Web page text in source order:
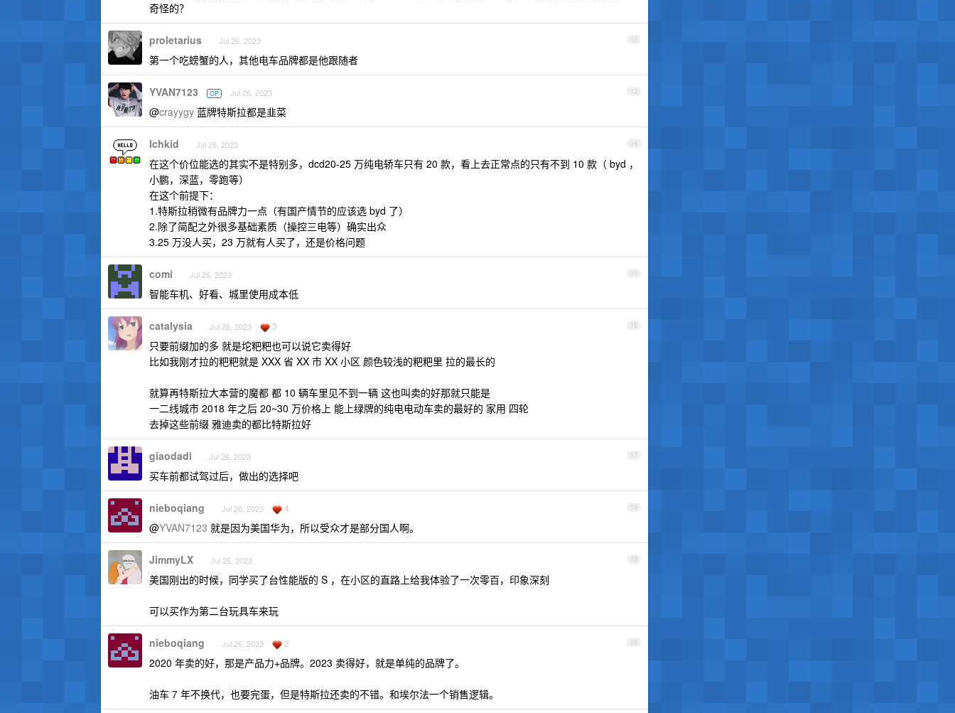
奇怪的？
12
proletarius Jul 26, 2023
第一个吃螃蟹的人，其他电车品牌都是他跟随者
13
YVAN7123 OP Jul 26, 2023
@crayygy 蓝牌特斯拉都是韭菜
14
lchkid Jul 26, 2023
在这个价位能选的其实不是特别多，dcd20-25 万纯电轿车只有 20 款，看上去正常点的只有不到 10 款（ byd ，
小鹏，深蓝，零跑等）
在这个前提下：
1.特斯拉稍微有品牌力一点（有国产情节的应该选 byd 了）
2.除了简配之外很多基础素质（操控三电等）确实出众
3.25 万没人买，23 万就有人买了，还是价格问题
15
comi Jul 26, 2023
智能车机、好看、城里使用成本低
16
catalysia Jul 26, 2023 3
只要前缀加的多 就是坨粑粑也可以说它卖得好
比如我刚才拉的粑粑就是 XXX 省 XX 市 XX 小区 颜色较浅的粑粑里 拉的最长的
就算再特斯拉大本营的魔都 都 10 辆车里见不到一辆 这也叫卖的好那就只能是
一二线城市 2018 年之后 20~30 万价格上 能上绿牌的纯电电动车卖的最好的 家用 四轮
去掉这些前缀 雅迪卖的都比特斯拉好
17
giaodadi Jul 26, 2023
买车前都试驾过后，做出的选择吧
18
nieboqiang Jul 26, 2023 4
@YVAN7123 就是因为美国华为，所以受众才是部分国人啊。
19
JimmyLX Jul 26, 2023
美国刚出的时候，同学买了台性能版的 S ，在小区的直路上给我体验了一次零百，印象深刻
可以买作为第二台玩具车来玩
20
nieboqiang Jul 26, 2023 2
2020 年卖的好，那是产品力+品牌。2023 卖得好，就是单纯的品牌了。
油车 7 年不换代，也要完蛋，但是特斯拉还卖的不错。和埃尔法一个销售逻辑。